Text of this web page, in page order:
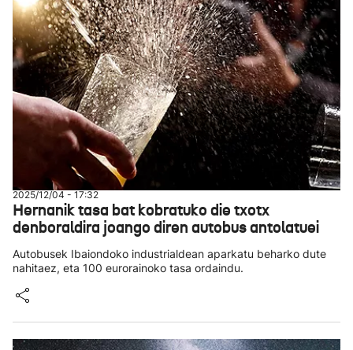
2025/12/04 - 17:32
Hernanik tasa bat kobratuko die txotx
denboraldira joango diren autobus antolatuei
Autobusek Ibaiondoko industrialdean aparkatu beharko dute
nahitaez, eta 100 eurorainoko tasa ordaindu.